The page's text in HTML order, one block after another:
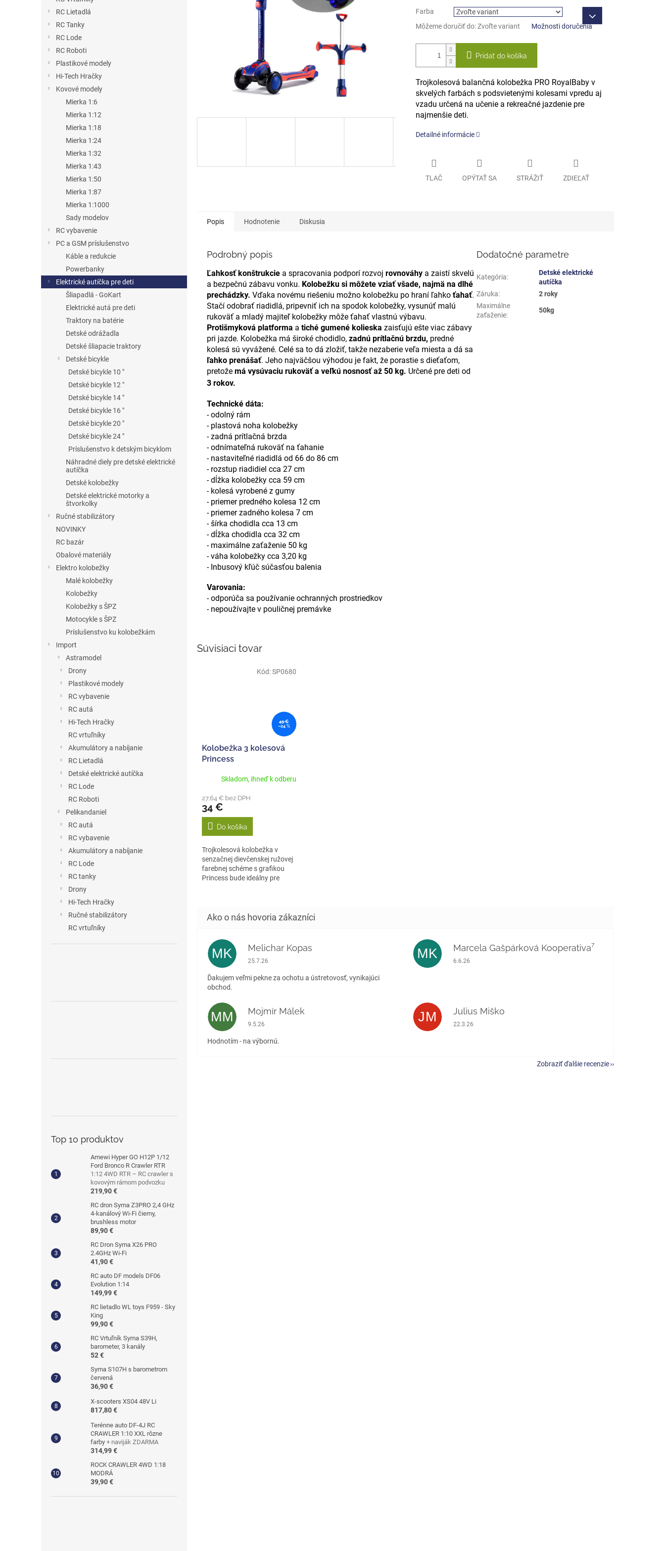
RC Lietadlá
RC Tanky
RC Lode
RC Roboti
Plastikové modely
Hi-Tech Hračky
Kovové modely
Mierka 1:6
Mierka 1:12
Mierka 1:18
Mierka 1:24
Mierka 1:32
Mierka 1:43
Mierka 1:50
Mierka 1:87
Mierka 1:1000
Sady modelov
RC vybavenie
PC a GSM príslušenstvo
Káble a redukcie
Powerbanky
Elektrické autíčka pre deti
Šliapadlá - GoKart
Elektrické autá pre deti
Traktory na batérie
Detské odrážadla
Detské šliapacie traktory
Detské bicykle
Detské bicykle 10 "
Detské bicykle 12 "
Detské bicykle 14 "
Detské bicykle 16 "
Detské bicykle 20 "
Detské bicykle 24 "
Príslušenstvo k detským bicyklom
Náhradné diely pre detské elektrické
autíčka
Detské kolobežky
Detské elektrické motorky a
štvorkolky
Ručné stabilizátory
NOVINKY
RC bazár
Obalové materiály
Elektro kolobežky
Malé kolobežky
Kolobežky
Kolobežky s ŠPZ
Motocykle s ŠPZ
Príslušenstvo ku kolobežkám
Import
Astramodel
Drony
Plastikové modely
RC vybavenie
RC autá
Hi-Tech Hračky
RC vrtuľníky
Akumulátory a nabíjanie
RC Lietadlá
Detské elektrické autíčka
RC Lode
RC Roboti
Pelikandaniel
RC autá
RC vybavenie
Akumulátory a nabíjanie
RC Lode
RC tanky
Drony
Hi-Tech Hračky
Ručné stabilizátory
RC vrtuľníky
Top 10 produktov
Amewi Hyper GO H12P 1/12
Ford Bronco R Crawler RTR
1:12 4WD RTR – RC crawler s
kovovým rámom podvozku
219,90 €
RC dron Syma Z3PRO 2,4 GHz
4-kanálový Wi-Fi čierny,
brushless motor
89,90 €
RC Dron Syma X26 PRO
2.4GHz Wi-Fi
41,90 €
RC auto DF models DF06
Evolution 1:14
149,99 €
RC lietadlo WL toys F959 - Sky
King
99,90 €
RC Vrtuľník Syma S39H,
barometer, 3 kanály
52 €
Syma S107H s barometrom
červená
36,90 €
X-scooters XS04 48V Li
817,80 €
Terénne auto DF-4J RC
CRAWLER 1:10 XXL rôzne
farby + naviják ZDARMA
314,99 €
ROCK CRAWLER 4WD 1:18
MODRÁ
39,90 €
Farba
Môžeme doručiť do: Zvoľte variant Možnosti doručenia
Pridať do košíka
Trojkolesová balančná kolobežka PRO RoyalBaby v
skvelých farbách s podsvietenými kolesami vpredu aj
vzadu určená na učenie a rekreačné jazdenie pre
najmenšie deti.
Detailné informácie
TLAČ OPÝTAŤ SA STRÁŽIŤ ZDIEĽAŤ
Popis Hodnotenie Diskusia
Podrobný popis
Ľahkosť konštrukcie a spracovania podporí rozvoj rovnováhy a zaistí skvelú
a bezpečnú zábavu vonku. Kolobežku si môžete vziať všade, najmä na dlhé
prechádzky. Vďaka novému riešeniu možno kolobežku po hraní ľahko ťahať.
Stačí odobrať riadidlá, pripevniť ich na spodok kolobežky, vysunúť malú
rukoväť a mladý majiteľ kolobežky môže ťahať vlastnú výbavu.
Protišmyková platforma a tiché gumené kolieska zaisťujú ešte viac zábavy
pri jazde. Kolobežka má široké chodidlo, zadnú prítlačnú brzdu, predné
kolesá sú vyvážené. Celé sa to dá zložiť, takže nezaberie veľa miesta a dá sa
ľahko prenášať. Jeho najväčšou výhodou je fakt, že porastie s dieťaťom,
pretože má vysúvaciu rukoväť a veľkú nosnosť až 50 kg. Určené pre deti od
3 rokov.
Technické dáta:
- odolný rám
- plastová noha kolobežky
- zadná prítlačná brzda
- odnímateľná rukoväť na ťahanie
- nastaviteľné riadidlá od 66 do 86 cm
- rozstup riadidiel cca 27 cm
- dĺžka kolobežky cca 59 cm
- kolesá vyrobené z gumy
- priemer predného kolesa 12 cm
- priemer zadného kolesa 7 cm
- šírka chodidla cca 13 cm
- dĺžka chodidla cca 32 cm
- maximálne zaťaženie 50 kg
- váha kolobežky cca 3,20 kg
- Inbusový kľúč súčasťou balenia
Varovania:
- odporúča sa používanie ochranných prostriedkov
- nepoužívajte v pouličnej premávke
Dodatočné parametre
Kategória:
Detské elektrické
autíčka
Záruka:
2 roky
Maximálne
zaťaženie:
50kg
Súvisiaci tovar
45 €
–24 %
Kolobežka 3 kolesová
Princess
Skladom, ihneď k odberu
27,64 € bez DPH
34 €
Do košíka
Trojkolesová kolobežka v
senzačnej dievčenskej ružovej
farebnej schéme s grafikou
Princess bude ideálny pre
Kód:SP0680
MK Melichar Kopas
Hodnotenie obchodu je 5 z 5 hviezdičiek.
25.7.26
Ďakujem veľmi pekne za ochotu a ústretovosť, vynikajúci
obchod.
MK Marcela Gašpárková Kooperativa⁷
Hodnotenie obchodu je 5 z 5 hviezdičiek.
6.6.26
MM Mojmír Málek
Hodnotenie obchodu je 5 z 5 hviezdičiek.
9.5.26
Hodnotím - na výbornú.
JM Julius Miško
Hodnotenie obchodu je 5 z 5 hviezdičiek.
22.3.26
Zobraziť ďalšie recenzie